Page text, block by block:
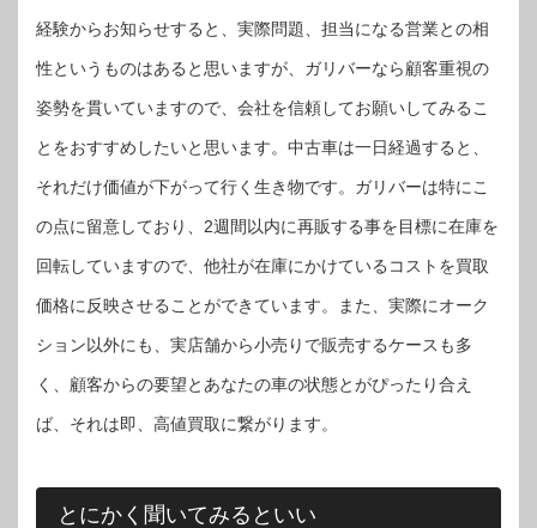
経験からお知らせすると、実際問題、担当になる営業との相
性というものはあると思いますが、ガリバーなら顧客重視の
姿勢を貫いていますので、会社を信頼してお願いしてみるこ
とをおすすめしたいと思います。中古車は一日経過すると、
それだけ価値が下がって行く生き物です。ガリバーは特にこ
の点に留意しており、2週間以内に再販する事を目標に在庫を
回転していますので、他社が在庫にかけているコストを買取
価格に反映させることができています。また、実際にオーク
ション以外にも、実店舗から小売りで販売するケースも多
く、顧客からの要望とあなたの車の状態とがぴったり合え
ば、それは即、高値買取に繋がります。
とにかく聞いてみるといい